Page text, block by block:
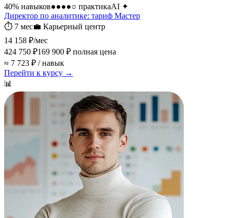
40% навыков●●●●○ практикаAI ✦
Директор по аналитике: тариф Мастер
⏱ 7 мес💼 Карьерный центр
14 158 ₽/мес
424 750 ₽169 900 ₽ полная цена
≈ 7 723 ₽ / навык
Перейти к курсу →
📊